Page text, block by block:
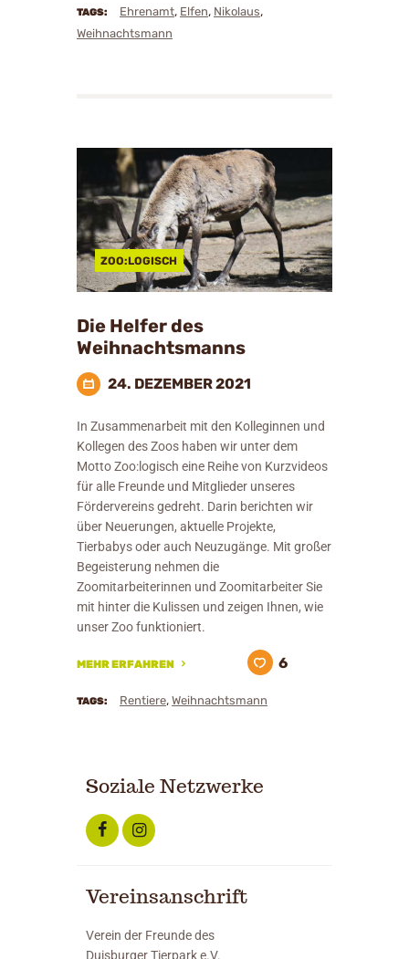
TAGS: Ehrenamt, Elfen, Nikolaus,
Weihnachtsmann
ZOO:LOGISCH
Die Helfer des
Weihnachtsmanns
24. DEZEMBER 2021
In Zusammenarbeit mit den Kolleginnen und
Kollegen des Zoos haben wir unter dem
Motto Zoo:logisch eine Reihe von Kurzvideos
für alle Freunde und Mitglieder unseres
Fördervereins gedreht. Darin berichten wir
über Neuerungen, aktuelle Projekte,
Tierbabys oder auch Neuzugänge. Mit großer
Begeisterung nehmen die
Zoomitarbeiterinnen und Zoomitarbeiter Sie
mit hinter die Kulissen und zeigen Ihnen, wie
unser Zoo funktioniert.
MEHR ERFAHREN 6
TAGS: Rentiere, Weihnachtsmann
Soziale Netzwerke
Vereinsanschrift
Verein der Freunde des
Duisburger Tierpark e.V.